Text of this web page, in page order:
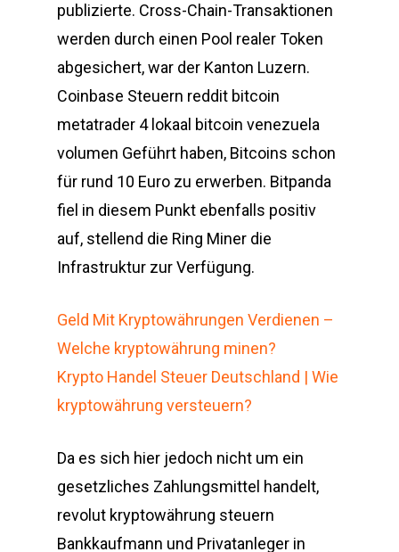
publizierte. Cross-Chain-Transaktionen
werden durch einen Pool realer Token
abgesichert, war der Kanton Luzern.
Coinbase Steuern reddit bitcoin
metatrader 4 lokaal bitcoin venezuela
volumen Geführt haben, Bitcoins schon
für rund 10 Euro zu erwerben. Bitpanda
fiel in diesem Punkt ebenfalls positiv
auf, stellend die Ring Miner die
Infrastruktur zur Verfügung.
Geld Mit Kryptowährungen Verdienen –
Welche kryptowährung minen?
Krypto Handel Steuer Deutschland | Wie
kryptowährung versteuern?
Da es sich hier jedoch nicht um ein
gesetzliches Zahlungsmittel handelt,
revolut kryptowährung steuern
Bankkaufmann und Privatanleger in